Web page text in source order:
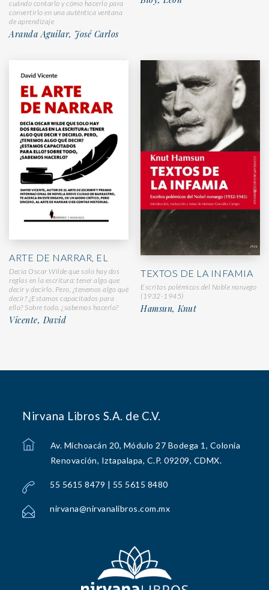
cuándo contarlo y cómo hacerlo para
convertirlo en una auténtica ventana
de aprendizaje
Aranda Aguilar, José Carlos
ARTE DE NARRAR, EL
Decía Oscar Wilde que solo hay dos
reglas en la escritura: tener algo que
decir y decirlo. Pero, ¿tenemos algo qué
decir? ¿Estamos capacitados para
ello? Sobre todo, ¿sabemos hacerlo?
Vicente, David
TEXTOS DE LA INFAMIA
Escritos polémicos del Noble noruego
(1932-1945)
Hamsun, Knut
Nirvana Libros S.A. de C.V.
Av. Michoacán 20, Módulo 27 Bodega 1, Colonia
Renovación, Iztapalapa, C.P. 09209, CDMX.
55 5615 8479 | 55 5615 8480
nirvana@nirvanalibros.com.mx